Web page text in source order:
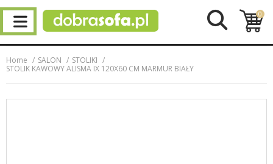
0
Home SALON
STOLIKI
STOLIK KAWOWY ALISMA IX 120X60 CM MARMUR BIAŁY